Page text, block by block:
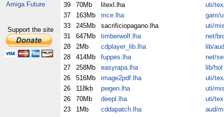
Amiga Future
Support the site
39
70Mb litexl.lha
uti/
37
163Mb mce.lha
gam/
33
245Mb sacrificiopagano.lha
uti/
31
647Mb timberwolf.lha
net/
28
2Mb cdplayer_lib.lha
lib/aud
28
414Mb fuppes.lha
net/
27
258Mb easyrapa.lha
lib/hol
26
516Mb image2pdf.lha
uti/
26
118kb pwgen.lha
uti/
26
70Mb deepl.lha
uti/tex
23
1Mb cddapatch.lha
aud/